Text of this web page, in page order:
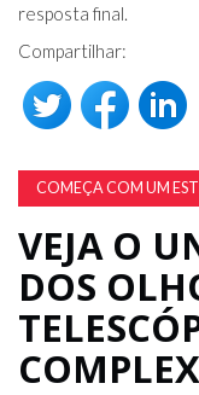
resposta final.
Compartilhar:
COMEÇA COM UM
VEJA O
DOS